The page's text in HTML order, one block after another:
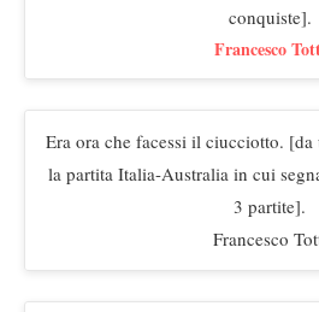
conquiste].
Francesco
Era ora che facessi il ciucciotto.
la partita Italia-Australia in cui
3 partite].
Francesco